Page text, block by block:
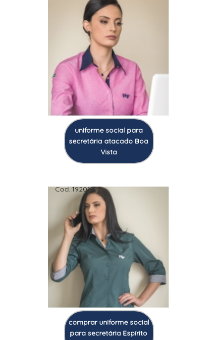
uniforme social para
secretária atacado Boa
Vista
Cod.:19201
comprar uniforme social
para secretária Espírito